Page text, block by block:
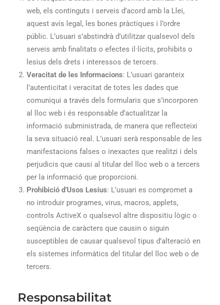
web, els continguts i serveis d’acord amb la Llei,
aquest avís legal, les bones pràctiques i l’ordre
públic. L’usuari s’abstindrà d’utilitzar qualsevol dels
serveis amb finalitats o efectes il·lícits, prohibits o
lesius dels drets i interessos de tercers.
Veracitat de les Informacions: L’usuari garanteix
l’autenticitat i veracitat de totes les dades que
comuniqui a través dels formularis que s’incorporen
al lloc web i és responsable d’actualitzar la
informació subministrada, de manera que reflecteixi
la seva situació real. L’usuari serà responsable de les
manifestacions falses o inexactes que realitzi i dels
perjudicis que causi al titular del lloc web o a tercers
per la informació que proporcioni.
Prohibició d’Usos Lesius: L’usuari es compromet a
no introduir programes, virus, macros, applets,
controls ActiveX o qualsevol altre dispositiu lògic o
seqüència de caràcters que causin o siguin
susceptibles de causar qualsevol tipus d’alteració en
els sistemes informàtics del titular del lloc web o de
tercers.
Responsabilitat